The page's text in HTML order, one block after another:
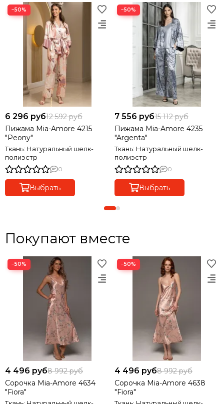
−50%
6 296 руб12 592 руб
Пижама Mia-Amore 4215
"Peony"
Ткань: Натуральный шелк-
полиэстр
0
Выбрать
−50%
7 556 руб15 112 руб
Пижама Mia-Amore 4235
"Argenta"
Ткань: Натуральный шелк-
полиэстр
0
Выбрать
Покупают вместе
−50%
4 496 руб8 992 руб
Сорочка Mia-Amore 4634
"Fiora"
−50%
4 496 руб8 992 руб
Сорочка Mia-Amore 4638
"Fiora"